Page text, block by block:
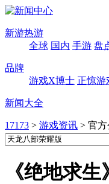
新游热游
全球 国内 手游 盘
品牌
游戏X博士 正惊游
新闻大全
17173 > 游戏资讯 > 官
《绝地求